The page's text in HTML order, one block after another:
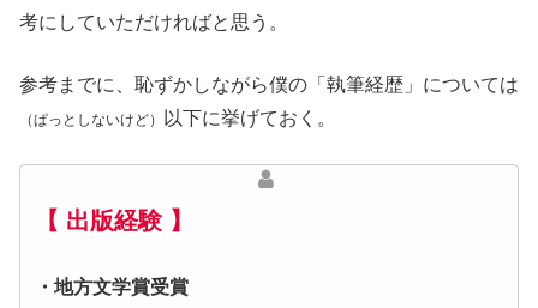
考にしていただければと思う。
参考までに、恥ずかしながら僕の「執筆経歴」については
（ぱっとしないけど） 以下に挙げておく。
【 出版経験 】
・地方文学賞受賞